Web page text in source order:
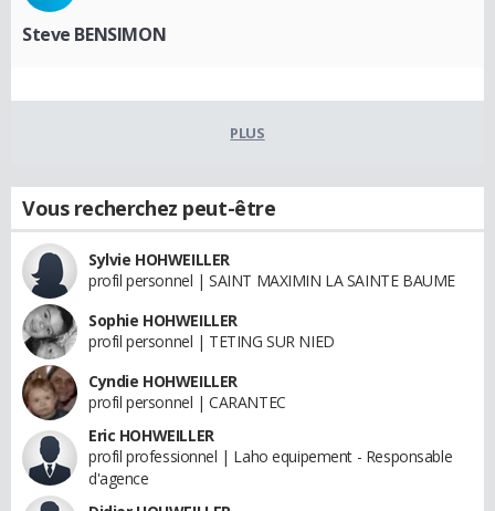
Steve BENSIMON
PLUS
Vous recherchez peut-être
Sylvie HOHWEILLER
profil personnel | SAINT MAXIMIN LA SAINTE BAUME
Sophie HOHWEILLER
profil personnel | TETING SUR NIED
Cyndie HOHWEILLER
profil personnel | CARANTEC
Eric HOHWEILLER
profil professionnel | Laho equipement - Responsable
d'agence